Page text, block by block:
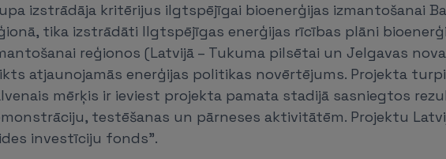
izstrādāja kritērijus ilgtspējīgai bioenerģijas izmantošanai
tika izstrādāti Ilgtspējīgas enerģijas rīcības plāni
reģionos (Latvijā – Tukuma pilsētai un Jelgavas
atjaunojamās enerģijas politikas novērtējums. Projekta
mērķis ir ieviest projekta pamata stadijā sasniegtos
testēšanas un pārneses aktivitātēm. Projektu
investīciju fonds".